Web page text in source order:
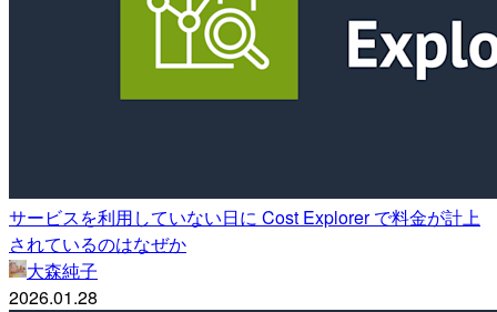
サービスを利用していない日に Cost Explorer で料金が計上
されているのはなぜか
大森純子
2026.01.28